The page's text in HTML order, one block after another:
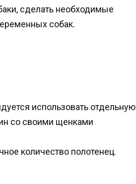
сделать необходимые
собак.
использовать отдельную
со своими щенками
количество полотенец.